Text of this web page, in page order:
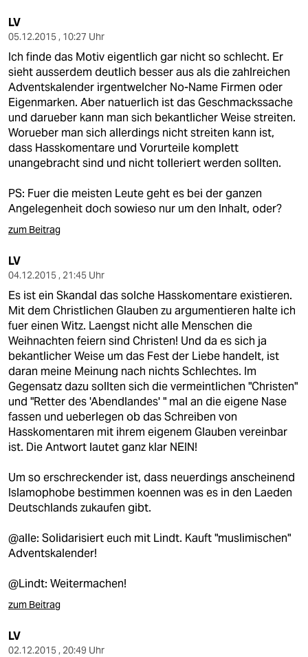
LV
05.12.2015 , 10:27 Uhr
Ich finde das Motiv eigentlich gar nicht so schlecht. Er
sieht ausserdem deutlich besser aus als die zahlreichen
Adventskalender irgentwelcher No-Name Firmen oder
Eigenmarken. Aber natuerlich ist das Geschmackssache
und darueber kann man sich bekantlicher Weise streiten.
Worueber man sich allerdings nicht streiten kann ist,
dass Hasskomentare und Vorurteile komplett
unangebracht sind und nicht tolleriert werden sollten.
PS: Fuer die meisten Leute geht es bei der ganzen
Angelegenheit doch sowieso nur um den Inhalt, oder?
zum Beitrag
LV
04.12.2015 , 21:45 Uhr
Es ist ein Skandal das solche Hasskomentare existieren.
Mit dem Christlichen Glauben zu argumentieren halte ich
fuer einen Witz. Laengst nicht alle Menschen die
Weihnachten feiern sind Christen! Und da es sich ja
bekantlicher Weise um das Fest der Liebe handelt, ist
daran meine Meinung nach nichts Schlechtes. Im
Gegensatz dazu sollten sich die vermeintlichen "Christen"
und "Retter des 'Abendlandes' " mal an die eigene Nase
fassen und ueberlegen ob das Schreiben von
Hasskomentaren mit ihrem eigenem Glauben vereinbar
ist. Die Antwort lautet ganz klar NEIN!
Um so erschreckender ist, dass neuerdings anscheinend
Islamophobe bestimmen koennen was es in den Laeden
Deutschlands zukaufen gibt.
@alle: Solidarisiert euch mit Lindt. Kauft "muslimischen"
Adventskalender!
@Lindt: Weitermachen!
zum Beitrag
LV
02.12.2015 , 20:49 Uhr